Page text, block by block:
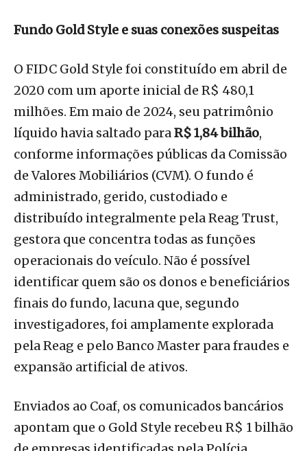
Fundo Gold Style e suas conexões suspeitas
O FIDC Gold Style foi constituído em abril de
2020 com um aporte inicial de R$ 480,1
milhões. Em maio de 2024, seu patrimônio
líquido havia saltado paraR$ 1,84 bilhão,
conforme informações públicas da Comissão
de Valores Mobiliários (CVM). O fundo é
administrado, gerido, custodiado e
distribuído integralmente pela Reag Trust,
gestora que concentra todas as funções
operacionais do veículo. Não é possível
identificar quem são os donos e beneficiários
finais do fundo, lacuna que, segundo
investigadores, foi amplamente explorada
pela Reag e pelo Banco Master para fraudes e
expansão artificial de ativos.
Enviados ao Coaf, os comunicados bancários
apontam que o Gold Style recebeu R$ 1 bilhão